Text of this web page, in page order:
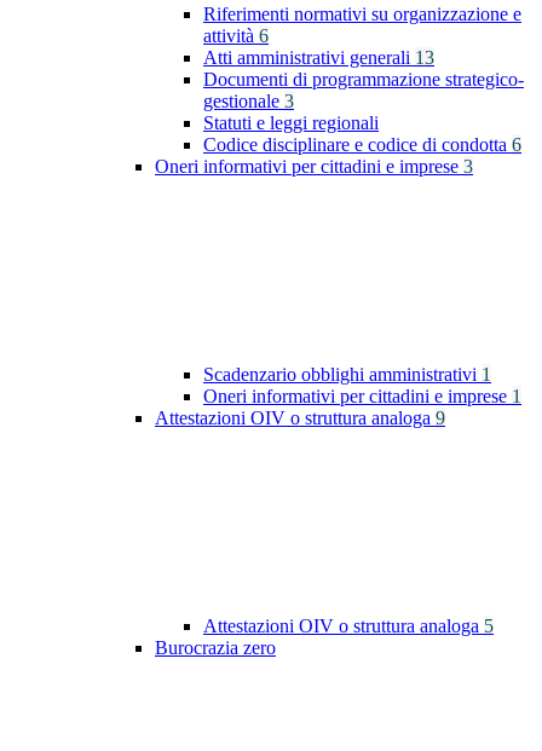
Riferimenti normativi su organizzazione e
attività 6
Atti amministrativi generali 13
Documenti di programmazione strategico-
gestionale 3
Statuti e leggi regionali
Codice disciplinare e codice di condotta 6
Oneri informativi per cittadini e imprese 3
Scadenzario obblighi amministrativi 1
Oneri informativi per cittadini e imprese 1
Attestazioni OIV o struttura analoga 9
Attestazioni OIV o struttura analoga 5
Burocrazia zero